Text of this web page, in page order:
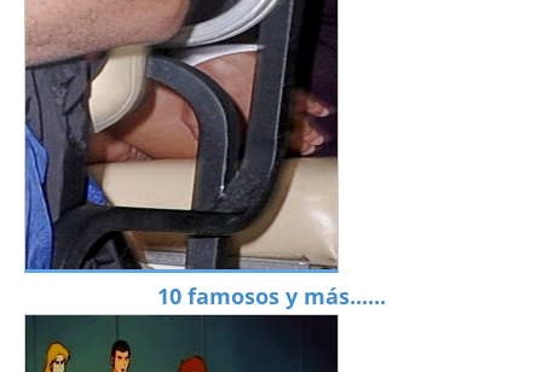
10 famosos y más......